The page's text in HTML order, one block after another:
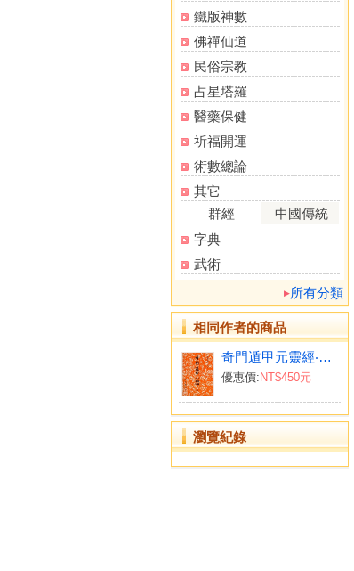
鐵版神數
佛禪仙道
民俗宗教
占星塔羅
醫藥保健
祈福開運
術數總論
其它
群經
中國傳統
字典
武術
所有分類
相同作者的商品
奇門遁甲元靈經‧五總龜全集(平)
優惠價: NT$450元
瀏覽紀錄